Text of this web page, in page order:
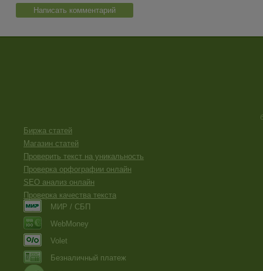
Написать комментарий
Биржа статей
Магазин статей
Проверить текст на уникальность
Проверка орфографии онлайн
SEO анализ онлайн
Проверка качества текста
МИР / СБП
WebMoney
Volet
Безналичный платеж